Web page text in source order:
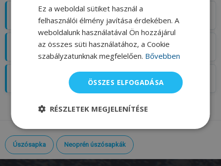
Értékelés
Úszósapka Neoprén úszósapkák
Ez a weboldal sütiket használ a
felhasználói élmény javítása érdekében. A
weboldalunk használatával Ön hozzájárul
az összes süti használatához, a Cookie
szabályzatunknak megfelelően. Bővebben
ÖSSZES ELFOGADÁSA
RÉSZLETEK MEGJELENÍTÉSE